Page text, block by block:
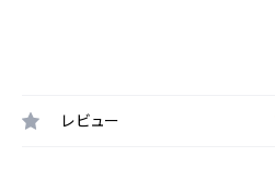
レビュー